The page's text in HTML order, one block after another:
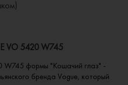
VO 5420 W745
W745 формы "Кошачий глаз" -
бренда Vogue, который